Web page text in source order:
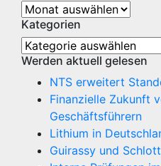
Archiv
Kategorien
Kategorien
Werden aktuell gelesen
NTS erweitert
Finanzielle Zukunft
Geschäftsführern
Lithium in
Guirassy und